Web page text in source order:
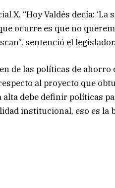
X. “Hoy Valdés decía: ‘La
ocurre es que no
sentenció el legislador.
de las políticas de ahorro
al proyecto que
alta debe definir políticas
institucional, eso es la